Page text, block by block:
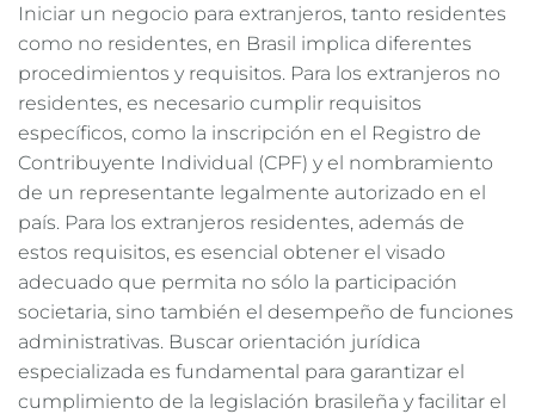
Iniciar un negocio para extranjeros, tanto residentes
como no residentes, en Brasil implica diferentes
procedimientos y requisitos. Para los extranjeros no
residentes, es necesario cumplir requisitos
específicos, como la inscripción en el Registro de
Contribuyente Individual (CPF) y el nombramiento
de un representante legalmente autorizado en el
país. Para los extranjeros residentes, además de
estos requisitos, es esencial obtener el visado
adecuado que permita no sólo la participación
societaria, sino también el desempeño de funciones
administrativas. Buscar orientación jurídica
especializada es fundamental para garantizar el
cumplimiento de la legislación brasileña y facilitar el